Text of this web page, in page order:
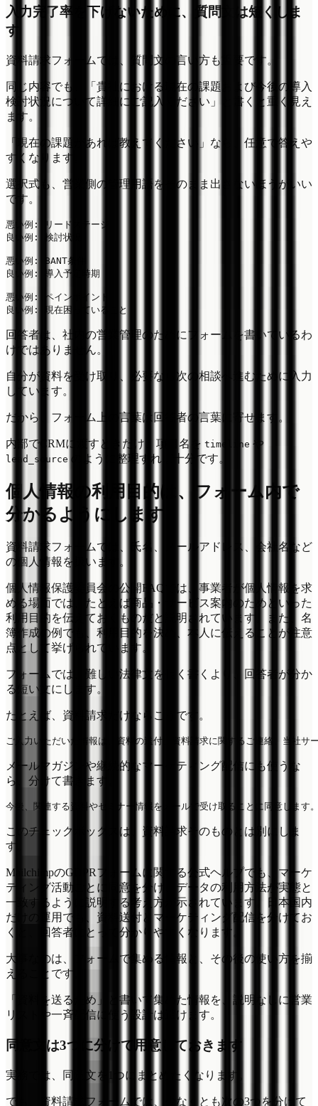
入力完了率を下げないために、質問文は短くしま
す
資料請求フォームでは、質問文の言い方も重要です。
同じ内容でも、「貴社における現在の課題および今後の導入
検討状況について詳細にご記入ください」と書くと重く見え
ます。
「現在の課題があれば教えてください」なら、任意で答えや
すくなります。
選択式も、営業側の管理用語をそのまま出さないほうがいい
です。
悪い例: リードステージ
良い例: 検討状況
悪い例: BANT条件
良い例: 導入予定時期
悪い例: ペインポイント
回答者は、社内の営業管理のためにフォームを書いているわ
けではありません。
自分が資料を受け取り、必要なら次の相談へ進むために入力
しています。
だから、フォーム上の言葉は回答者の言葉に寄せます。
内部でCRMに渡すときだけ、項目名を timeline や
lead_source のように整理すれば十分です。
個人情報の利用目的は、フォーム内で
分かるようにします
資料請求フォームでは、氏名、メールアドレス、会社名など
の個人情報を扱います。
個人情報保護委員会の公開FAQでは、事業者が個人情報を求
める場面では、たとえば商品・サービス案内のためといった
利用目的を伝えておくものだと説明されています。また、名
簿作成の例でも、利用目的を決め、本人に伝えることが注意
点として挙げられています。
フォームでは、難しい法律文を長く書くより、回答者が分か
る短い文にします。
たとえば、資料請求だけならこうです。
メールマガジンや継続的なマーケティング配信にも使うな
ら、分けて書きます。
このチェックボックスは、資料請求そのものとは別にしま
す。
MailchimpのGDPRフォームに関する公式ヘルプでも、マーケ
ティング活動ごとに同意を分け、データの利用方法が実態と
一致するように説明する考え方が示されています。日本国内
だけの運用でも、資料送付とマーケティング配信を分けてお
くと、回答者にとって分かりやすくなります。
大事なのは、フォームで集める情報と、その後の使い方を揃
えることです。
「資料を送るため」と書いて集めた情報を、説明なしに営業
リストや一斉配信に使う設計は避けます。
同意文は3つに分けて用意しておきます
実務では、同意文を1つにまとめたくなります。
でも、資料請求フォームでは、少なくとも次の3つを分けて